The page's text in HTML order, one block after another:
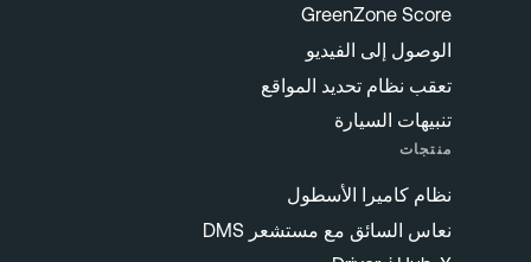
GreenZone Score
الوصول إلى الفيديو
تعقب نظام تحديد المواقع
تنبيهات السيارة
منتجات
نظام كاميرا الأسطول
نعاس السائق مع مستشعر DMS